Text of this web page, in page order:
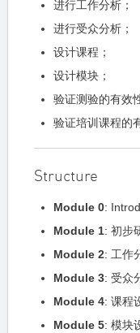
进行工作分析；
进行受众分析；
设计课程；
设计模块；
验证测验的有效
验证培训课程的
Structure
Module 0:
Module 1: 初步
Module 2: 工作
Module 3: 受众
Module 4: 课程
Module 5: 模块